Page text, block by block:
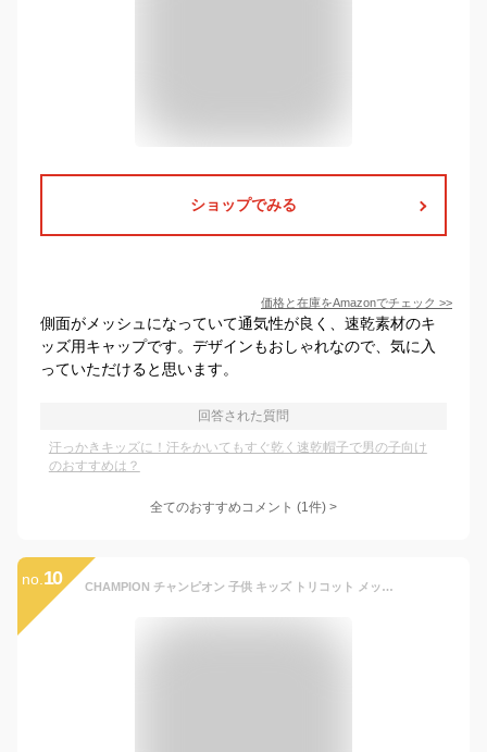
ショップでみる
価格と在庫をAmazonでチェック >>
側面がメッシュになっていて通気性が良く、速乾素材のキ
ッズ用キャップです。デザインもおしゃれなので、気に入
っていただけると思います。
回答された質問
汗っかきキッズに！汗をかいてもすぐ乾く速乾帽子で男の子向け
のおすすめは？
全てのおすすめコメント (1件) >
no. 10 CHAMPION チャンピオン 子供 キッズ トリコット メッシュキャップ 帽子 キャップ ブランド champion 男の子 女の子 熱中症対策 吸収速乾 防臭 洗える 141-0092